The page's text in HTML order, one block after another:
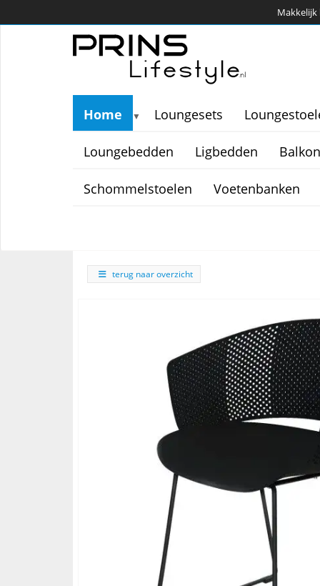
Makkelijk
Home ▼ Loungesets
Loungebedden Ligbedden
Schommelstoelen Voetenbanken
terug naar overzicht